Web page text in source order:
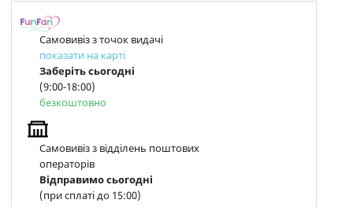
Самовивіз з точок видачі
показати на карті
Заберіть сьогодні
(9:00-18:00)
безкоштовно
Самовивіз з відділень поштових
операторів
Відправимо сьогодні
(при сплаті до 15:00)